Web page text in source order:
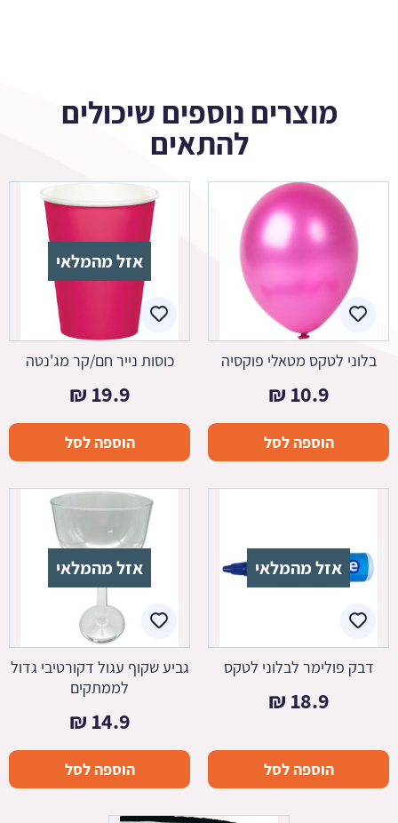
מוצרים נוספים שיכולים
להתאים
בלוני לטקס מטאלי פוקסיה
10.9
₪
הוספה לסל
אזל מהמלאי
כוסות נייר חם/קר מג'נטה
19.9
₪
הוספה לסל
אזל מהמלאי
דבק פולימר לבלוני לטקס
18.9
₪
הוספה לסל
אזל מהמלאי
גביע שקוף עגול דקורטיבי גדול
לממתקים
14.9
₪
הוספה לסל